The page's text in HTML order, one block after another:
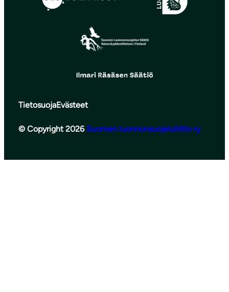
TietosuojaEvästeet
© Copyright 2026 Suomen luonnonsuojeluliitto ry